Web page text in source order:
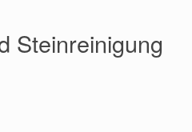
Steinreinigung